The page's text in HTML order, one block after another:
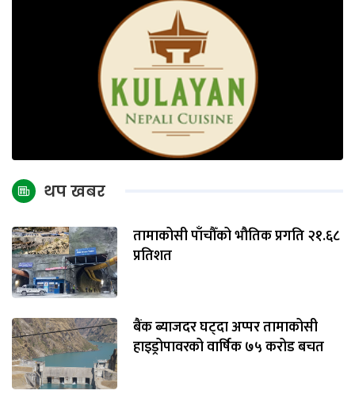
थप खबर
तामाकोसी पाँचौँको भौतिक प्रगति २१.६८
प्रतिशत
बैंक ब्याजदर घट्दा अप्पर तामाकोसी
हाइड्रोपावरको वार्षिक ७५ करोड बचत